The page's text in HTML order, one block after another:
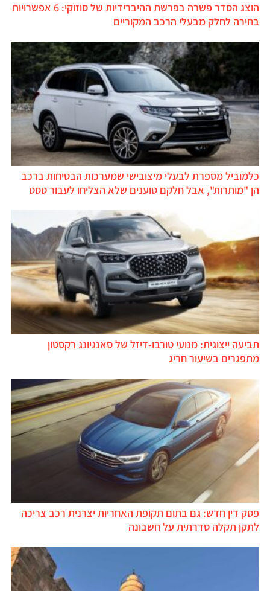
הוצג הסדר פשרה בפרשת ההיברידיות של סוזוקי: 6 אפשרויות
לחלק מבעלי הרכב המקוריים
מספרת לבעלי מיצובישי שמערכות הבטיחות ברכב
"מותרות", אבל חלקם טוענים שלא הצליחו לעבור טסט
ייצוגית: מנועי טורבו-דיזל של סאנגיונג רקסטון
בשיעור חריג
דין חדש: גם בתום תקופת האחריות יצרנית רכב צריכה
תקלה סדרתית על חשבונה